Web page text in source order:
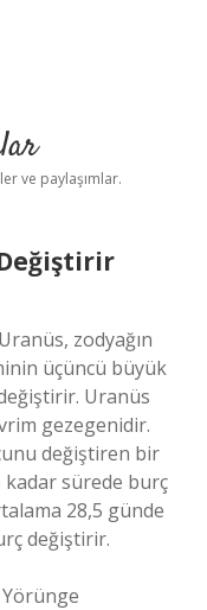
ve paylaşımlar.
zodyağın
üçüncü büyük
Uranüs
gezegenidir.
değiştiren bir
kadar sürede burç
28,5 günde
değiştirir.